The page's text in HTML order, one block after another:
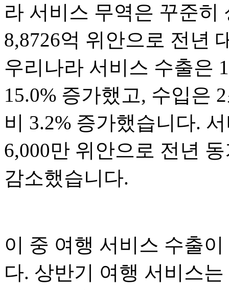
라 서비스 무역은 꾸준히
8,8726억 위안으로 전년
우리나라 서비스 수출은
15.0% 증가했고, 수입은
비 3.2% 증가했습니다.
6,000만 위안으로 전년
감소했습니다.
이 중 여행 서비스 수출
다. 상반기 여행 서비스